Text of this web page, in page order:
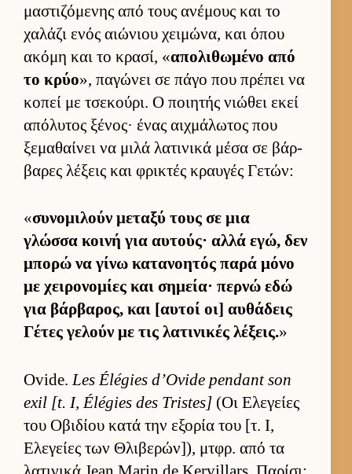
μαστιζόμενης από τους ανέμους και το
χαλάζι ενός αιώνιου χει­μώνα, και όπου
ακόμη και το κρασί, «απολιθωμένο από
το κρύο», παγώνει σε πάγο που πρέπει να
κοπεί με τσεκού­ρι. Ο ποι­ητής νιώθει εκεί
απόλυτος ξένος· ένας αιχ­μάλωτος που
ξεμαθαί­νει να μιλά λατινικά μέσα σε βάρ­
βαρες λέξεις και φρικτές κραυ­γές Γετών:
«συνομιλούν μεταξύ τους σε μια
γλώσσα κοινή για αυ­τούς· αλλά εγώ, δεν
μπορώ να γίνω κατανοη­τός παρά μόνο
με χει­ρονομίες και σημεία· περνώ εδώ
για βάρ­βαρος, και [αυ­τοί οι] αυ­θάδεις
Γέτες γελούν με τις λατινικές λέξεις.»
Ovide.Les Élégies d’Ovide pendant son
exil [t. I, Élégies des Tristes] (Οι Ελεγείες
του Οβιδίου κατά την εξορία του [τ. Ι,
Ελεγείες των Θλιβερών]), μτ­φρ. από τα